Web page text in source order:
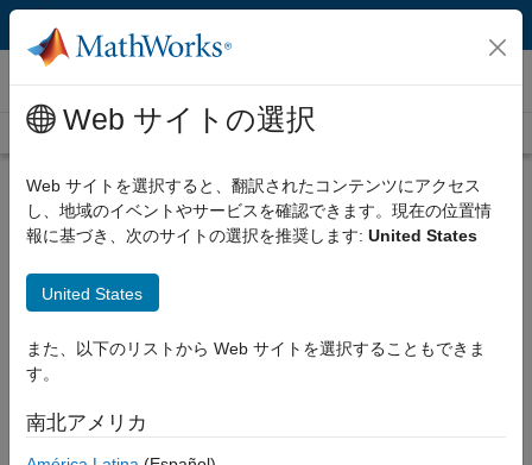
コンテンツへスキップ
ビデオ
Videos Home Search
Play
Description
Model Predictive Control of Diesel
Engine Airpath
Recorded: 26 Jul 2013
Web サイトの選択
Web サイトを選択すると、翻訳されたコンテンツにアクセス
し、地域のイベントやサービスを確認できます。現在の位置情
報に基づき、次のサイトの選択を推奨します: United States
United States
また、以下のリストから Web サイトを選択することもできま
す。
南北アメリカ